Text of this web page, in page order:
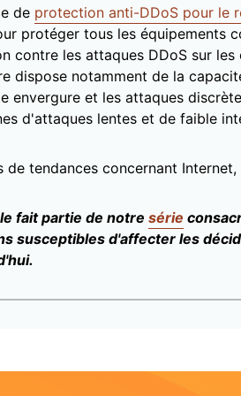
de protection anti-DDoS pour le
protéger tous les équipements
contre les attaques DDoS sur
dispose notamment de la
envergure et les attaques
d'attaques lentes et de faible
de tendances concernant
fait partie de notre série
susceptibles d'affecter les